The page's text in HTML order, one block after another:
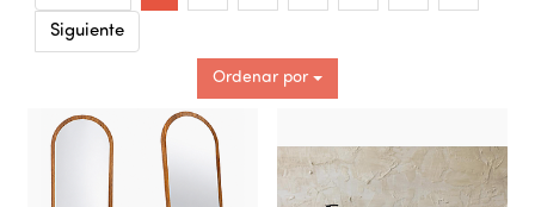
Siguiente
Ordenar por